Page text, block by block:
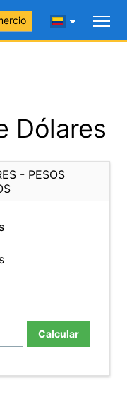
Dólares
- PESOS
Calcular